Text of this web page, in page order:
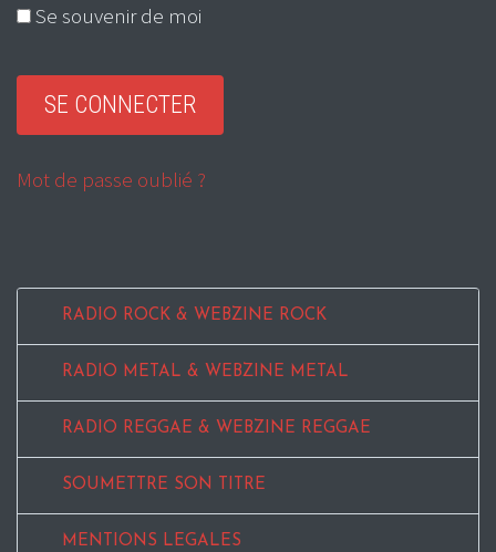
Se souvenir de moi
Mot de passe oublié ?
RADIO ROCK & WEBZINE ROCK
RADIO METAL & WEBZINE METAL
RADIO REGGAE & WEBZINE REGGAE
SOUMETTRE SON TITRE
MENTIONS LEGALES